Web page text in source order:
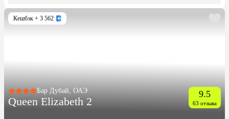
Кешбэк + 3 562
Бар Дубай, ОАЭ
Queen Elizabeth 2
9.5
63 отзыва